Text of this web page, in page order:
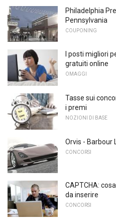
Philadelphia
Pennsylvania
COUPONING
I posti migliori
gratuiti online
OMAGGI
Tasse sui
i premi
NOZIONI DI BASE
Orvis - Barbour
CONCORSI
CAPTCHA:
da inserire
CONCORSI